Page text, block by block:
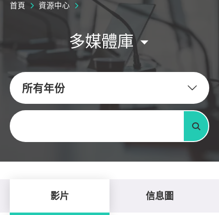
首頁 資源中心
多媒體庫
所有年份
關鍵字
搜尋
影片 信息圖